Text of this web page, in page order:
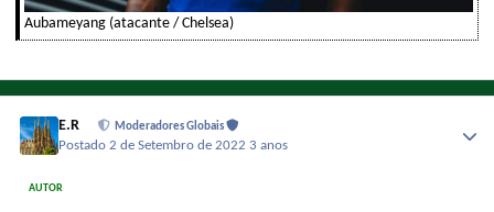
Aubameyang (atacante / Chelsea)
E.R Moderadores Globais
Postado2 de Setembro de 2022 3 anos
AUTOR